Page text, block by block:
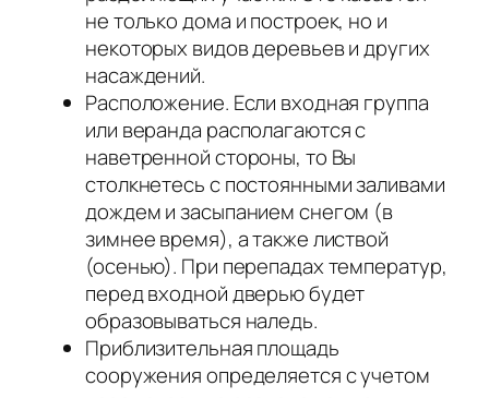
не только дома и построек, но и
некоторых видов деревьев и других
насаждений.
Расположение. Если входная группа
или веранда располагаются с
наветренной стороны, то Вы
столкнетесь с постоянными заливами
дождем и засыпанием снегом (в
зимнее время), а также листвой
(осенью). При перепадах температур,
перед входной дверью будет
образовываться наледь.
Приблизительная площадь
сооружения определяется с учетом